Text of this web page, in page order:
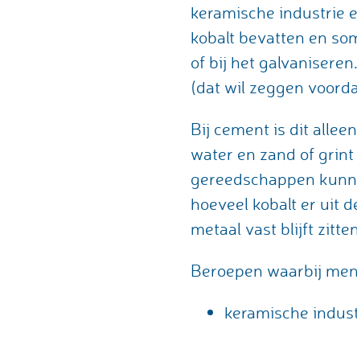
keramische industrie
kobalt bevatten en
of bij het
(dat wil zeggen
Bij cement is dit
water en zand of
gereedschappen
hoeveel kobalt er uit
metaal vast blijft
Beroepen waarbij
keramische